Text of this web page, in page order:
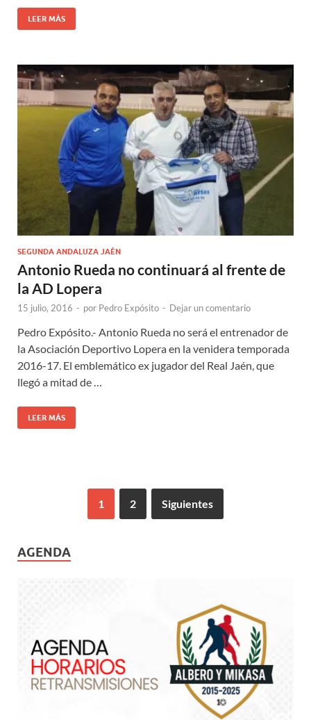
LEER MÁS
SEGUNDA ANDALUZA JAÉN
Antonio Rueda no continuará al frente de
la AD Lopera
15 julio, 2016 - por Pedro Expósito - Dejar un comentario
Pedro Expósito.- Antonio Rueda no será el entrenador de
la Asociación Deportivo Lopera en la venidera temporada
2016-17. El emblemático ex jugador del Real Jaén, que
llegó a mitad de …
LEER MÁS
1 2 Siguientes
AGENDA